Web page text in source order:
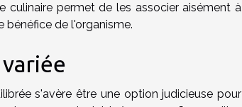
culinaire permet de les associer aisément à
bénéfice de l'organisme.
s'avère être une option judicieuse pour